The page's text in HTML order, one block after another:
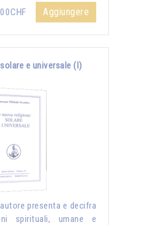
Aggiungere
e universale (I)
presenta e decifra
spirituali, umane e